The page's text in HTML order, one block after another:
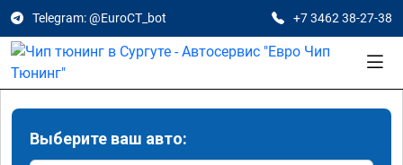
Telegram: @EuroCT_bot +7 3462 38-27-38
Выберите ваш авто: